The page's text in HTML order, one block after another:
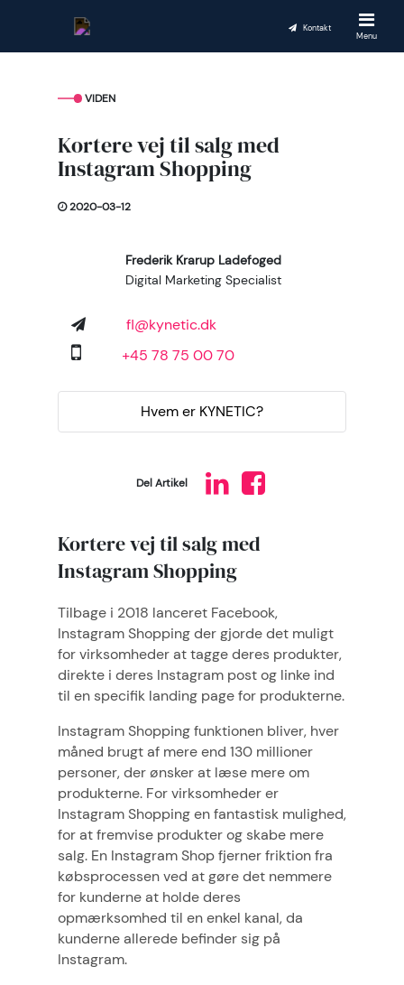
Kontakt
Menu
VIDEN
Kortere vej til salg med
Instagram Shopping​
2020-03-12
Frederik Krarup Ladefoged
Digital Marketing Specialist
fl@kynetic.dk
+45 78 75 00 70
Hvem er KYNETIC?
Del Artikel
Kortere vej til salg med
Instagram Shopping
Tilbage i 2018 lanceret Facebook,
Instagram Shopping der gjorde det muligt
for virksomheder at tagge deres produkter,
direkte i deres Instagram post og linke ind
til en specifik landing page for produkterne.
Instagram Shopping funktionen bliver, hver
måned brugt af mere end 130 millioner
personer, der ønsker at læse mere om
produkterne. For virksomheder er
Instagram Shopping en fantastisk mulighed,
for at fremvise produkter og skabe mere
salg. En Instagram Shop fjerner friktion fra
købsprocessen ved at gøre det nemmere
for kunderne at holde deres
opmærksomhed til en enkel kanal, da
kunderne allerede befinder sig på
Instagram.